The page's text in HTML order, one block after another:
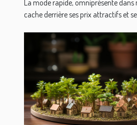
La mode rapide, omniprésente dans
cache derrière ses prix attractifs et